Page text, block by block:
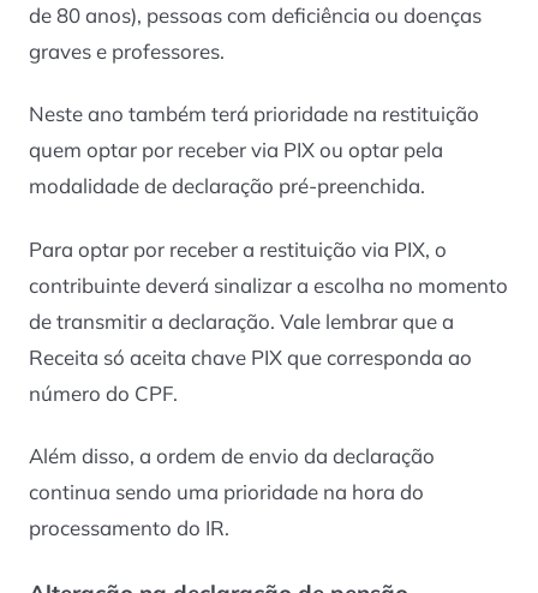
de 80 anos), pessoas com deficiência ou doenças
graves e professores.
Neste ano também terá prioridade na restituição
quem optar por receber via PIX ou optar pela
modalidade de declaração pré-preenchida.
Para optar por receber a restituição via PIX, o
contribuinte deverá sinalizar a escolha no momento
de transmitir a declaração. Vale lembrar que a
Receita só aceita chave PIX que corresponda ao
número do CPF.
Além disso, a ordem de envio da declaração
continua sendo uma prioridade na hora do
processamento do IR.